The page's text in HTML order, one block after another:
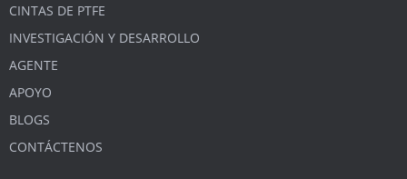
CINTAS DE PTFE
INVESTIGACIÓN Y DESARROLLO
AGENTE
APOYO
BLOGS
CONTÁCTENOS